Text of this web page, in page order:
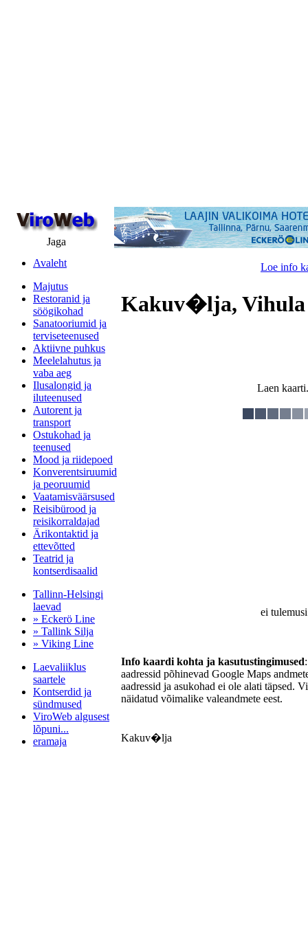
Jaga
Avaleht
Majutus
Restoranid ja
söögikohad
Sanatooriumid ja
terviseteenused
Aktiivne puhkus
Meelelahutus ja
vaba aeg
Ilusalongid ja
iluteenused
Autorent ja
transport
Ostukohad ja
teenused
Mood ja riidepoed
Konverentsiruumid
ja peoruumid
Vaatamisväärsused
Reisibürood ja
reisikorraldajad
Ärikontaktid ja
ettevõtted
Teatrid ja
kontserdisaalid
Tallinn-Helsingi
laevad
» Eckerö Line
» Tallink Silja
» Viking Line
Laevaliiklus
saartele
Kontserdid ja
sündmused
ViroWeb algusest
lõpuni...
eramaja
Loe info
Kakuv�lja,
Laen
ei
Info kaardi kohta ja kasutustingimused
aadressid põhinevad Google Maps
aadressid ja asukohad ei ole alati täpsed.
näidatud võimalike valeandmete eest.
Kakuv�lja